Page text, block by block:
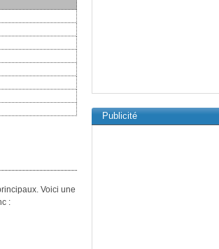
Voici une
:
Publicité